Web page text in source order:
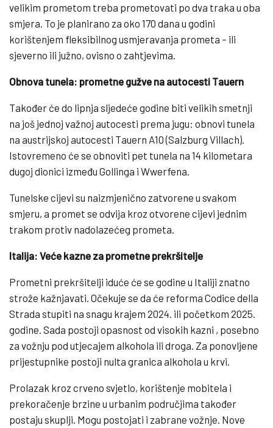
velikim prometom treba prometovati po dva traka u oba
smjera. To je planirano za oko 170 dana u godini
korištenjem fleksibilnog usmjeravanja prometa – ili
sjeverno ili južno, ovisno o zahtjevima.
Obnova tunela: prometne gužve na autocesti Tauern
Također će do lipnja sljedeće godine biti velikih smetnji
na još jednoj važnoj autocesti prema jugu: obnovi tunela
na austrijskoj autocesti Tauern A10 (Salzburg Villach).
Istovremeno će se obnoviti pet tunela na 14 kilometara
dugoj dionici između Gollinga i Wwerfena.
Tunelske cijevi su naizmjenično zatvorene u svakom
smjeru, a promet se odvija kroz otvorene cijevi jednim
trakom protiv nadolazećeg prometa.
Italija: Veće kazne za prometne prekršitelje
Prometni prekršitelji iduće će se godine u Italiji znatno
strože kažnjavati. Očekuje se da će reforma Codice della
Strada stupiti na snagu krajem 2024. ili početkom 2025.
godine. Sada postoji opasnost od visokih kazni , posebno
za vožnju pod utjecajem alkohola ili droga. Za ponovljene
prijestupnike postoji nulta granica alkohola u krvi.
Prolazak kroz crveno svjetlo, korištenje mobitela i
prekoračenje brzine u urbanim područjima također
postaju skuplji. Mogu postojati i zabrane vožnje. Nove